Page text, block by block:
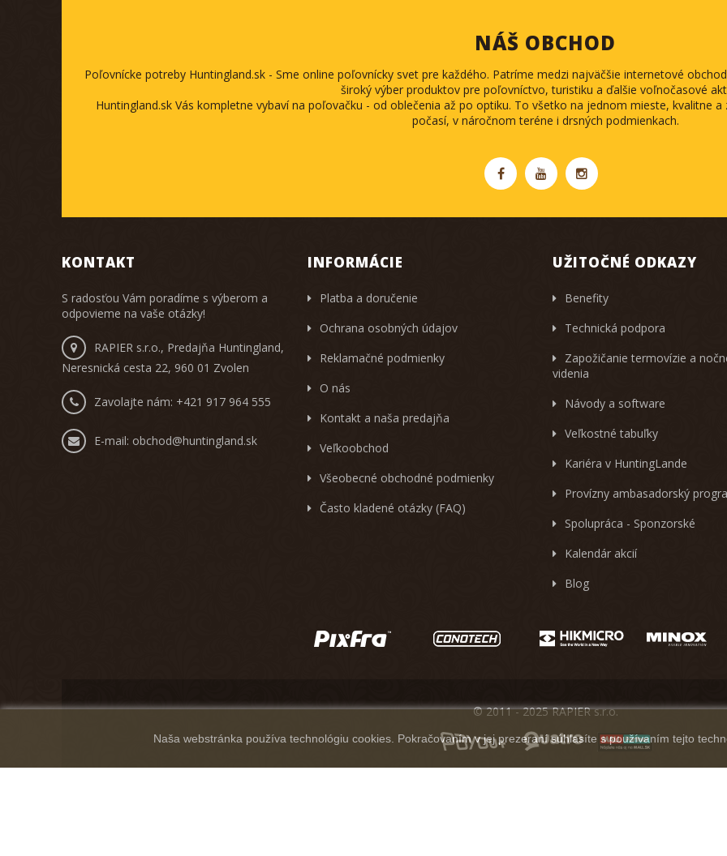
NÁŠ OBCHOD
Poľovnícke potreby Huntingland.sk - Sme online poľovnícky svet pre každého. Patríme medzi najväčšie internetové
široký výber produktov pre poľovníctvo, turistiku a ďalšie voľnočasové
Huntingland.sk Vás kompletne vybaví na poľovačku - od oblečenia až po optiku. To všetko na jednom mieste, kvalitne
počasí, v náročnom teréne i drsných podmienkach.
KONTAKT
S radosťou Vám poradíme s výberom a
odpovieme na vaše otázky!
RAPIER s.r.o., Predajňa Huntingland,
Neresnická cesta 22, 960 01 Zvolen
Zavolajte nám: +421 917 964 555
E-mail: obchod@huntingland.sk
INFORMÁCIE
Platba a doručenie
Ochrana osobných údajov
Reklamačné podmienky
O nás
Kontakt a naša predajňa
Veľkoobchod
Všeobecné obchodné podmienky
Často kladené otázky (FAQ)
UŽITOČNÉ ODKAZY
Benefity
Technická podpora
Zapožičanie termovízie a
videnia
Návody a software
Veľkostné tabuľky
Kariéra v HuntingLande
Provízny ambasadorský
Spolupráca - Sponzorské
Kalendár akcií
Blog
Naša webstránka používa technológiu cookies. Pokračovaním v jej prezeraní súhlasíte s používaním tejto
© 2011 - 2025 RAPIER s.r.o.